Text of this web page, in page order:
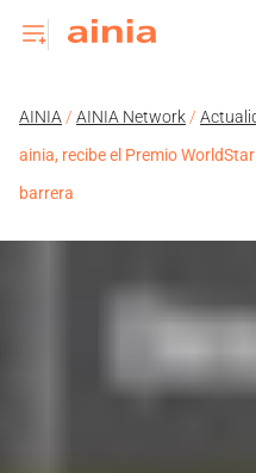
AINIA / AINIA Network /
ainia, recibe el Premio
barrera